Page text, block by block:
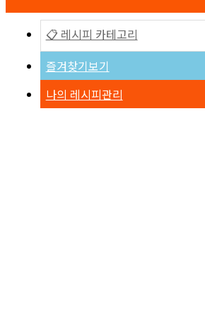
📋 레시피 카테고리
즐겨찾기보기
나의 레시피관리